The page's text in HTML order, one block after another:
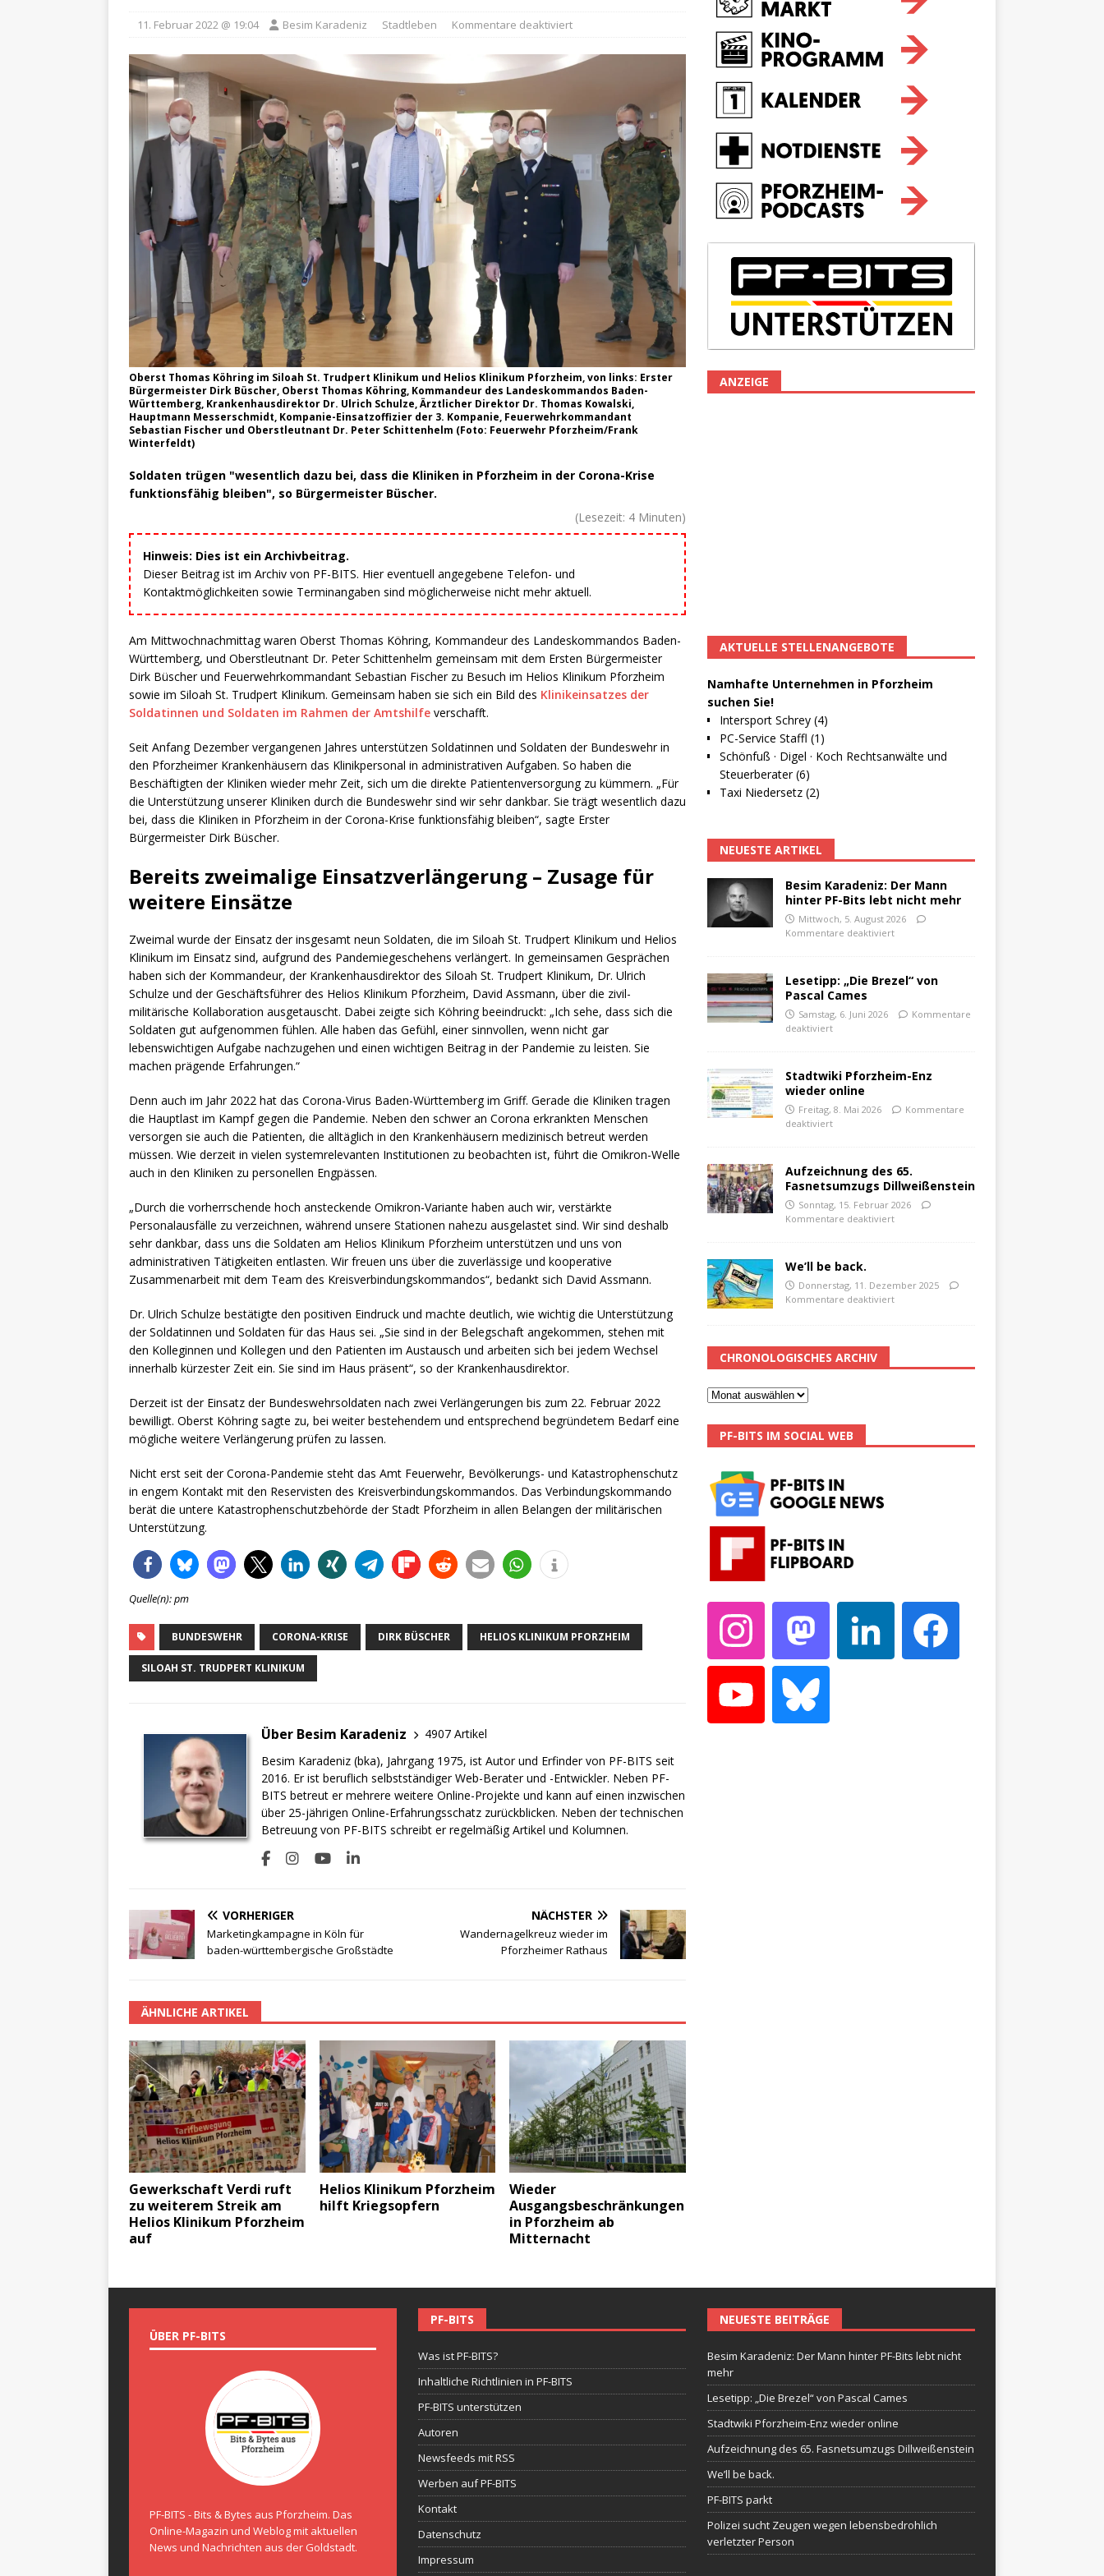
11. Februar 2022 @ 19:04 Besim Karadeniz Stadtleben Kommentare deaktiviert
Oberst Thomas Köhring im Siloah St. Trudpert Klinikum und Helios Klinikum Pforzheim, von links: Erster
Bürgermeister Dirk Büscher, Oberst Thomas Köhring, Kommandeur des Landeskommandos Baden-
Württemberg, Krankenhausdirektor Dr. Ulrich Schulze, Ärztlicher Direktor Dr. Thomas Kowalski,
Hauptmann Messerschmidt, Kompanie-Einsatzoffizier der 3. Kompanie, Feuerwehrkommandant
Sebastian Fischer und Oberstleutnant Dr. Peter Schittenhelm (Foto: Feuerwehr Pforzheim/Frank
Winterfeldt)
Soldaten trügen "wesentlich dazu bei, dass die Kliniken in Pforzheim in der Corona-Krise
funktionsfähig bleiben", so Bürgermeister Büscher.
(Lesezeit: 4 Minuten)
Hinweis: Dies ist ein Archivbeitrag.
Dieser Beitrag ist im Archiv von PF-BITS. Hier eventuell angegebene Telefon- und
Kontaktmöglichkeiten sowie Terminangaben sind möglicherweise nicht mehr aktuell.
Am Mittwochnachmittag waren Oberst Thomas Köhring, Kommandeur des Landeskommandos Baden-
Württemberg, und Oberstleutnant Dr. Peter Schittenhelm gemeinsam mit dem Ersten Bürgermeister
Dirk Büscher und Feuerwehrkommandant Sebastian Fischer zu Besuch im Helios Klinikum Pforzheim
sowie im Siloah St. Trudpert Klinikum. Gemeinsam haben sie sich ein Bild des Klinikeinsatzes der
Soldatinnen und Soldaten im Rahmen der Amtshilfe verschafft.
Seit Anfang Dezember vergangenen Jahres unterstützen Soldatinnen und Soldaten der Bundeswehr in
den Pforzheimer Krankenhäusern das Klinikpersonal in administrativen Aufgaben. So haben die
Beschäftigten der Kliniken wieder mehr Zeit, sich um die direkte Patientenversorgung zu kümmern. „Für
die Unterstützung unserer Kliniken durch die Bundeswehr sind wir sehr dankbar. Sie trägt wesentlich dazu
bei, dass die Kliniken in Pforzheim in der Corona-Krise funktionsfähig bleiben“, sagte Erster
Bürgermeister Dirk Büscher.
Bereits zweimalige Einsatzverlängerung – Zusage für
weitere Einsätze
Zweimal wurde der Einsatz der insgesamt neun Soldaten, die im Siloah St. Trudpert Klinikum und Helios
Klinikum im Einsatz sind, aufgrund des Pandemiegeschehens verlängert. In gemeinsamen Gesprächen
haben sich der Kommandeur, der Krankenhausdirektor des Siloah St. Trudpert Klinikum, Dr. Ulrich
Schulze und der Geschäftsführer des Helios Klinikum Pforzheim, David Assmann, über die zivil-
militärische Kollaboration ausgetauscht. Dabei zeigte sich Köhring beeindruckt: „Ich sehe, dass sich die
Soldaten gut aufgenommen fühlen. Alle haben das Gefühl, einer sinnvollen, wenn nicht gar
lebenswichtigen Aufgabe nachzugehen und einen wichtigen Beitrag in der Pandemie zu leisten. Sie
machen prägende Erfahrungen.“
Denn auch im Jahr 2022 hat das Corona-Virus Baden-Württemberg im Griff. Gerade die Kliniken tragen
die Hauptlast im Kampf gegen die Pandemie. Neben den schwer an Corona erkrankten Menschen
versorgen sie auch die Patienten, die alltäglich in den Krankenhäusern medizinisch betreut werden
müssen. Wie derzeit in vielen systemrelevanten Institutionen zu beobachten ist, führt die Omikron-Welle
auch in den Kliniken zu personellen Engpässen.
„Durch die vorherrschende hoch ansteckende Omikron-Variante haben auch wir, verstärkte
Personalausfälle zu verzeichnen, während unsere Stationen nahezu ausgelastet sind. Wir sind deshalb
sehr dankbar, dass uns die Soldaten am Helios Klinikum Pforzheim unterstützen und uns von
administrativen Tätigkeiten entlasten. Wir freuen uns über die zuverlässige und kooperative
Zusammenarbeit mit dem Team des Kreisverbindungskommandos“, bedankt sich David Assmann.
Dr. Ulrich Schulze bestätigte den positiven Eindruck und machte deutlich, wie wichtig die Unterstützung
der Soldatinnen und Soldaten für das Haus sei. „Sie sind in der Belegschaft angekommen, stehen mit
den Kolleginnen und Kollegen und den Patienten im Austausch und arbeiten sich bei jedem Wechsel
innerhalb kürzester Zeit ein. Sie sind im Haus präsent“, so der Krankenhausdirektor.
Derzeit ist der Einsatz der Bundeswehrsoldaten nach zwei Verlängerungen bis zum 22. Februar 2022
bewilligt. Oberst Köhring sagte zu, bei weiter bestehendem und entsprechend begründetem Bedarf eine
mögliche weitere Verlängerung prüfen zu lassen.
Nicht erst seit der Corona-Pandemie steht das Amt Feuerwehr, Bevölkerungs- und Katastrophenschutz
in engem Kontakt mit den Reservisten des Kreisverbindungskommandos. Das Verbindungskommando
berät die untere Katastrophenschutzbehörde der Stadt Pforzheim in allen Belangen der militärischen
Unterstützung.
Quelle(n): pm
BUNDESWEHR CORONA-KRISE DIRK BÜSCHER HELIOS KLINIKUM PFORZHEIM
SILOAH ST. TRUDPERT KLINIKUM
Über Besim Karadeniz
4907 Artikel
Besim Karadeniz (bka), Jahrgang 1975, ist Autor und Erfinder von PF-BITS seit
2016. Er ist beruflich selbstständiger Web-Berater und -Entwickler. Neben PF-
BITS betreut er mehrere weitere Online-Projekte und kann auf einen inzwischen
über 25-jährigen Online-Erfahrungsschatz zurückblicken. Neben der technischen
Betreuung von PF-BITS schreibt er regelmäßig Artikel und Kolumnen.
VORHERIGER
Marketingkampagne in Köln für
baden-württembergische Großstädte
NÄCHSTER
Wandernagelkreuz wieder im
Pforzheimer Rathaus
ÄHNLICHE ARTIKEL
Gewerkschaft Verdi ruft
zu weiterem Streik am
Helios Klinikum Pforzheim
auf
Helios Klinikum Pforzheim
hilft Kriegsopfern
Wieder
Ausgangsbeschränkungen
in Pforzheim ab
Mitternacht
ANZEIGE
AKTUELLE STELLENANGEBOTE
Namhafte Unternehmen in Pforzheim
suchen Sie!
Intersport Schrey (4)
PC-Service Staffl (1)
Schönfuß · Digel · Koch Rechtsanwälte und
Steuerberater (6)
Taxi Niedersetz (2)
NEUESTE ARTIKEL
Besim Karadeniz: Der Mann
hinter PF-Bits lebt nicht mehr
Mittwoch, 5. August 2026
Kommentare deaktiviert
Lesetipp: „Die Brezel“ von
Pascal Cames
Samstag, 6. Juni 2026
Kommentare
deaktiviert
Stadtwiki Pforzheim-Enz
wieder online
Freitag, 8. Mai 2026
Kommentare
deaktiviert
Aufzeichnung des 65.
Fasnetsumzugs Dillweißenstein
Sonntag, 15. Februar 2026
Kommentare deaktiviert
We’ll be back.
Donnerstag, 11. Dezember 2025
Kommentare deaktiviert
CHRONOLOGISCHES ARCHIV
PF-BITS IM SOCIAL WEB
ÜBER PF-BITS
PF-BITS - Bits & Bytes aus Pforzheim. Das
Online-Magazin und Weblog mit aktuellen
News und Nachrichten aus der Goldstadt.
PF-BITS
Was ist PF-BITS?
Inhaltliche Richtlinien in PF-BITS
PF-BITS unterstützen
Autoren
Newsfeeds mit RSS
Werben auf PF-BITS
Kontakt
Datenschutz
Impressum
NEUESTE BEITRÄGE
Besim Karadeniz: Der Mann hinter PF-Bits lebt nicht
mehr
Lesetipp: „Die Brezel“ von Pascal Cames
Stadtwiki Pforzheim-Enz wieder online
Aufzeichnung des 65. Fasnetsumzugs Dillweißenstein
We’ll be back.
PF-BITS parkt
Polizei sucht Zeugen wegen lebensbedrohlich
verletzter Person